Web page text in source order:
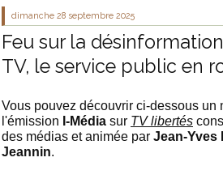
dimanche 28 septembre 2025
Feu sur la
TV, le service public en
Vous pouvez découvrir ci-dessous un
l'émission I-Média sur TV libertés
des médias et animée par Jean-Yves
Jeannin.